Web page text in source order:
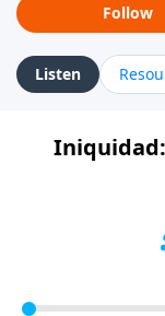
Follow
Listen